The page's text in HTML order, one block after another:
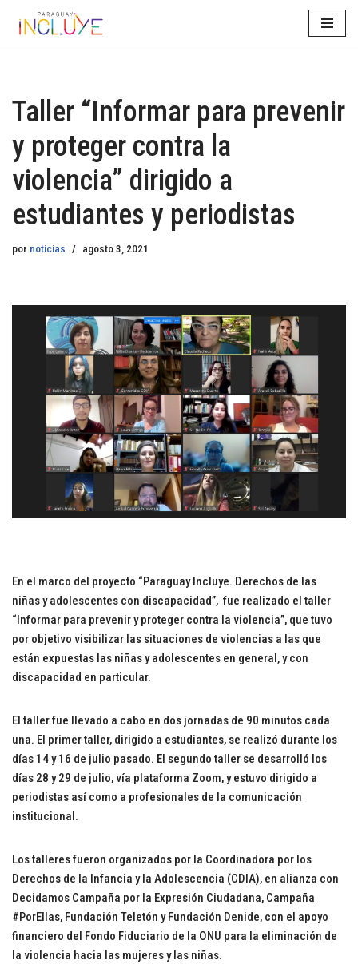
Taller “Informar para prevenir
y proteger contra la
violencia” dirigido a
estudiantes y periodistas
por noticias agosto 3, 2021
En el marco del proyecto “Paraguay Incluye. Derechos de las
niñas y adolescentes con discapacidad”, fue realizado el taller
“Informar para prevenir y proteger contra la violencia”, que tuvo
por objetivo visibilizar las situaciones de violencias a las que
están expuestas las niñas y adolescentes en general, y con
discapacidad en particular.
El taller fue llevado a cabo en dos jornadas de 90 minutos cada
una. El primer taller, dirigido a estudiantes, se realizó durante los
días 14 y 16 de julio pasado. El segundo taller se desarrolló los
días 28 y 29 de julio, vía plataforma Zoom, y estuvo dirigido a
periodistas así como a profesionales de la comunicación
institucional.
Los talleres fueron organizados por la Coordinadora por los
Derechos de la Infancia y la Adolescencia (CDIA), en alianza con
Decidamos Campaña por la Expresión Ciudadana, Campaña
#PorEllas, Fundación Teletón y Fundación Denide, con el apoyo
financiero del Fondo Fiduciario de la ONU para la eliminación de
la violencia hacia las mujeres y las niñas.